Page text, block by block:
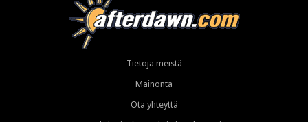
Tietoja meistä
Mainonta
Ota yhteyttä